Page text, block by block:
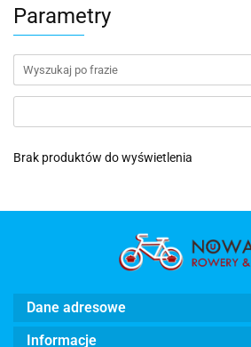
Parametry
Brak produktów do wyświetlenia
Dane adresowe
Informacje